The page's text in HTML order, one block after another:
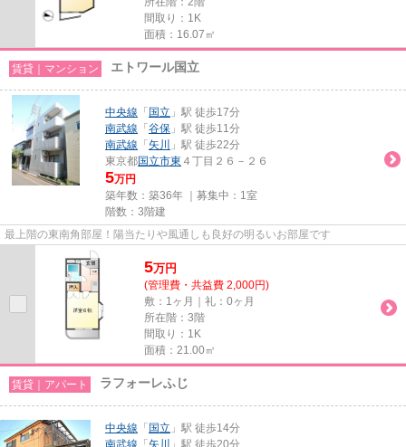
間取り：1K
面積：16.07㎡
賃貸｜マンション エトワール国立
中央線 「 国立 」駅 徒歩17分
南武線 「 谷保 」駅 徒歩11分
南武線 「 矢川
」駅 徒歩22分
東京都国立市東 ４丁目２６－２６
5万円
築年数：築36年 ｜募集中： 1室
階数：3階建
最上階の東南角部屋！陽当たりや風通しも良好の明るいお部屋です
5万円
(管理費・共益費 2,000円)
敷：1ヶ月｜礼：0ヶ月
所在階：3階
間取り：1K
面積：21.00㎡
賃貸｜アパート ラフォーレふじ
中央線 「 国立 」駅 徒歩14分
南武線 「 矢川 」駅 徒歩20分